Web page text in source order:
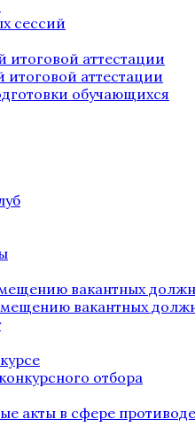
сессий
итоговой аттестации
аттестации
обучающихся
вакантных
вакантных
отбора
акты в сфере